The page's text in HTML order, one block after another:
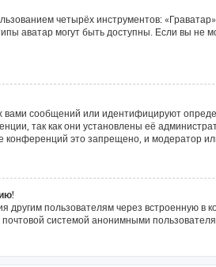
четырёх инструментов:
аватар могут быть доступны. Если вы не
сообщений или идентифицируют
так как они установлены её
это запрещено, и модератор
другим пользователям через встроенную
системой анонимными